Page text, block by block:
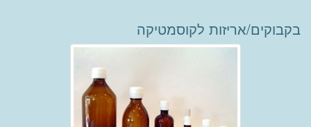
בקבוקים/אריזות לקוסמטיקה